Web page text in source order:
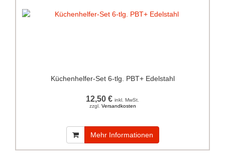
Küchenhelfer-Set 6-tlg. PBT+ Edelstahl
12,50 € inkl. MwSt.
zzgl. Versandkosten
Mehr Informationen